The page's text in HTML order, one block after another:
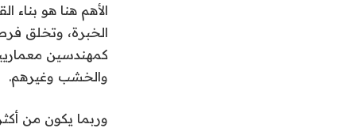
الأهم هنا هو
الخبرة، وتخلق
كمهندسين
والخشب وغيرهم.
وربما يكون من